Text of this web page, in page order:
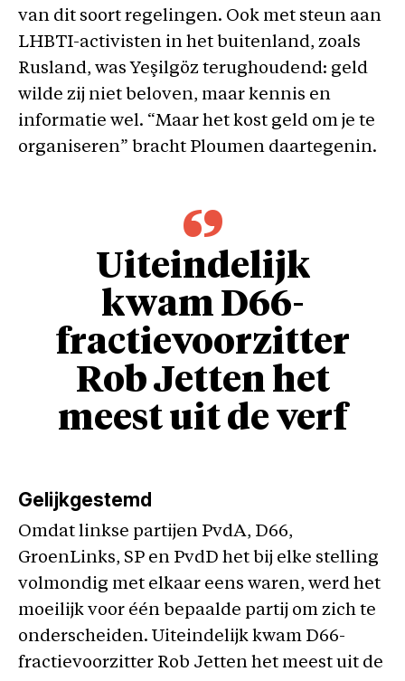
van dit soort regelingen. Ook met steun aan
LHBTI-activisten in het buitenland, zoals
Rusland, was Yeşilgöz terughoudend: geld
wilde zij niet beloven, maar kennis en
informatie wel. “Maar het kost geld om je te
organiseren” bracht Ploumen daartegenin.
Uiteindelijk
kwam D66-
fractievoorzitter
Rob Jetten het
meest uit de verf
Gelijkgestemd
Omdat linkse partijen PvdA, D66,
GroenLinks, SP en PvdD het bij elke stelling
volmondig met elkaar eens waren, werd het
moeilijk voor één bepaalde partij om zich te
onderscheiden. Uiteindelijk kwam D66-
fractievoorzitter Rob Jetten het meest uit de